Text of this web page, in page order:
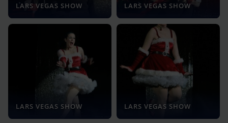
LARS VEGAS SHOW LARS VEGAS SHOW
LARS VEGAS SHOW LARS VEGAS SHOW